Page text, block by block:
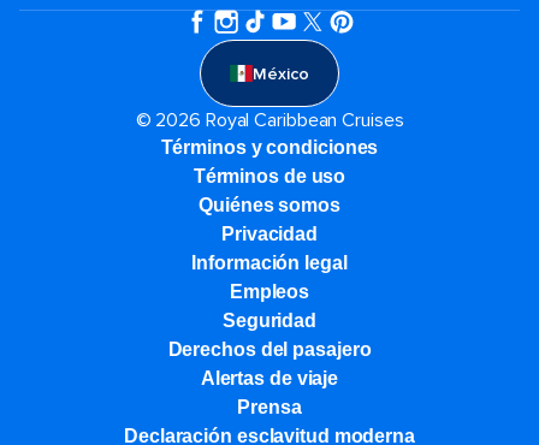
México
© 2026 Royal Caribbean Cruises
Términos y condiciones
Términos de uso
Quiénes somos
Privacidad
Información legal
Empleos
Seguridad
Derechos del pasajero
Alertas de viaje
Prensa
Declaración esclavitud moderna